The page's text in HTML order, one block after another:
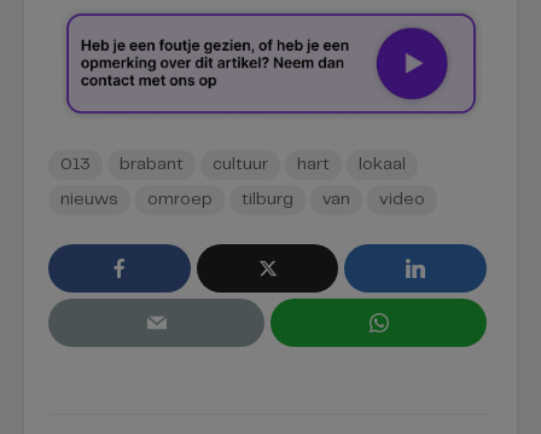
013 brabant cultuur hart lokaal
nieuws omroep tilburg van video